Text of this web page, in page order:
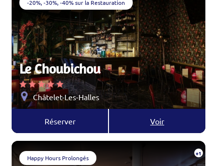
-20%, -30%, -40% sur la Restauration
Le Choubichou
Châtelet-Les-Halles
Réserver Voir
Happy Hours Prolongés
+1